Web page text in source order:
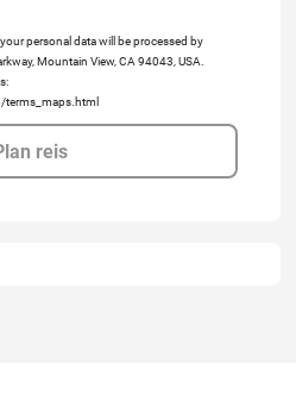
personal data will be processed by
Mountain View, CA 94043, USA.
reis